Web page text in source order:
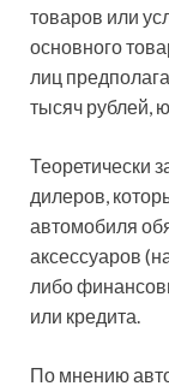
товаров или
основного
лиц
тысяч рублей,
Теоретически
дилеров,
автомобиля
аксессуаров
либо
или кредита.
По мнению